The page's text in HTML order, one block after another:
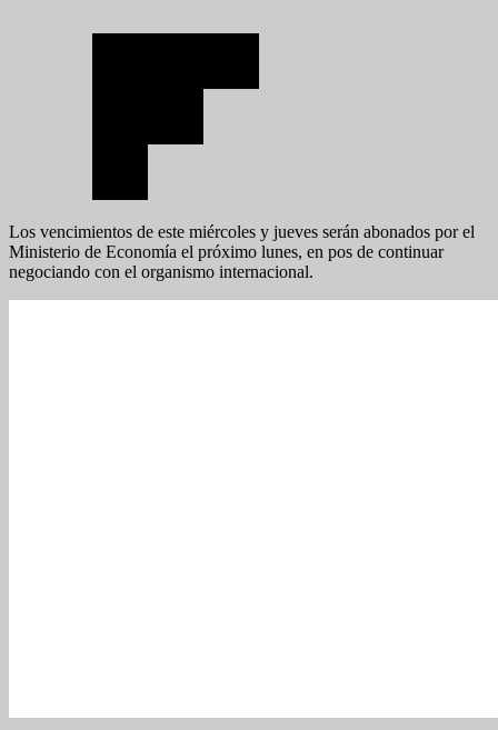
Los vencimientos de este miércoles y jueves serán abonados por el
Ministerio de Economía el próximo lunes, en pos de continuar
negociando con el organismo internacional.